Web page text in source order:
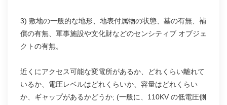
3) 敷地の一般的な地形、地表付属物の状態、墓の有無、補
償の有無、軍事施設や文化財などのセンシティブ オブジェ
クトの有無。
近くにアクセス可能な変電所があるか、どれくらい離れて
いるか、電圧レベルはどれくらいか、容量はどれくらい
か、ギャップがあるかどうか; (一般に、110KV の低電圧側